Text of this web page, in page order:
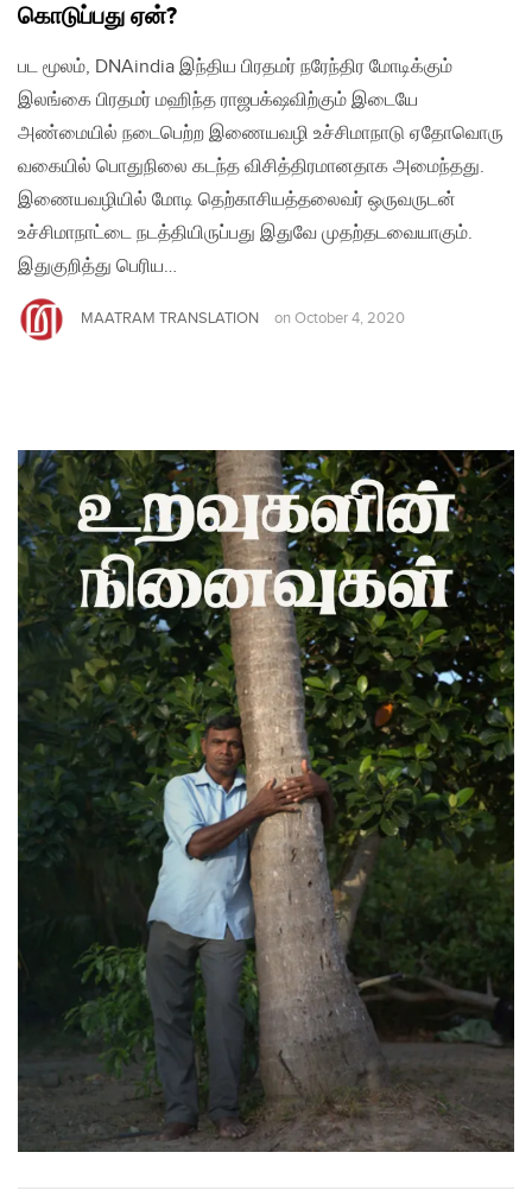
கொடுப்பது ஏன்?
பட மூலம், DNAindia இந்திய பிரதமர் நரேந்திர மோடிக்கும்
இலங்கை பிரதமர் மஹிந்த ராஜபக்‌ஷவிற்கும் இடையே
அண்மையில் நடைபெற்ற இணையவழி உச்சிமாநாடு ஏதோவொரு
வகையில் பொதுநிலை கடந்த விசித்திரமானதாக அமைந்தது.
இணையவழியில் மோடி தெற்காசியத்தலைவர் ஒருவருடன்
உச்சிமாநாட்டை நடத்தியிருப்பது இதுவே முதற்தடவையாகும்.
இதுகுறித்து பெரிய…
MAATRAM TRANSLATION on October 4, 2020